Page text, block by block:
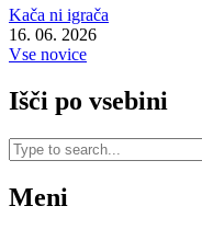
Kača ni igrača
16. 06. 2026
Vse novice
Išči po vsebini
Meni